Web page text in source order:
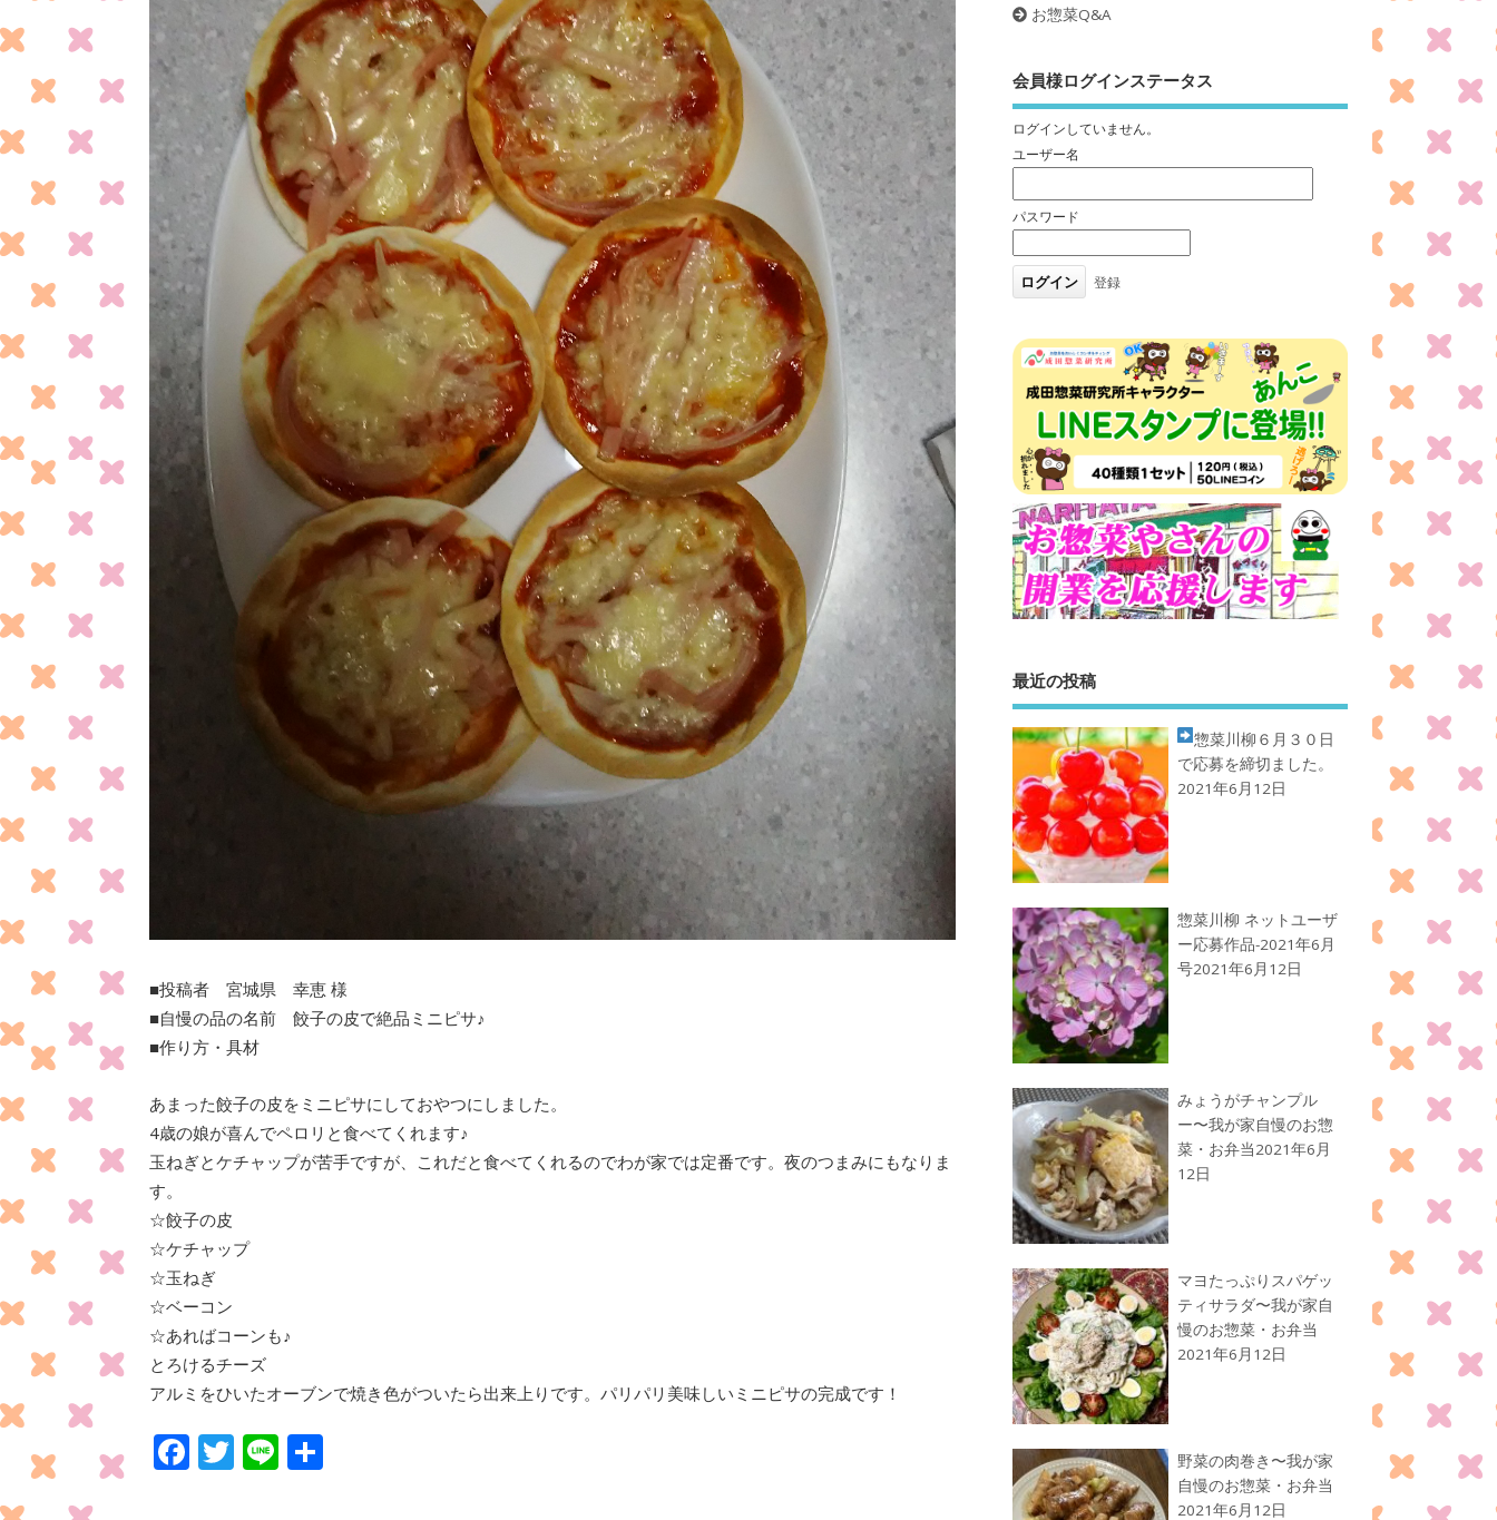
■投稿者 宮城県 幸恵 様
■自慢の品の名前 餃子の皮で絶品ミニピサ♪
■作り方・具材
あまった餃子の皮をミニピサにしておやつにしました。
4歳の娘が喜んでペロリと食べてくれます♪
玉ねぎとケチャップが苦手ですが、これだと食べてくれるのでわが家では定番です。夜のつまみにもなりま
す。
☆餃子の皮
☆ケチャップ
☆玉ねぎ
☆ベーコン
☆あればコーンも♪
とろけるチーズ
アルミをひいたオーブンで焼き色がついたら出来上りです。パリパリ美味しいミニピサの完成です！
F T Li
お惣菜Q&A
会員様ログインステータス
ログインしていません。
ユーザー名
パスワード
登録
最近の投稿
惣菜川柳 ６月３０日
で応募を締切ました。
2021年6月12日
惣菜川柳 ネットユーザ
ー応募作品-2021年6月
号2021年6月12日
みょうがチャンプル
ー〜我が家自慢のお惣
菜・お弁当2021年6月
12日
マヨたっぷりスパゲッ
ティサラダ〜我が家自
慢のお惣菜・お弁当
2021年6月12日
野菜の肉巻き〜我が家
自慢のお惣菜・お弁当
2021年6月12日